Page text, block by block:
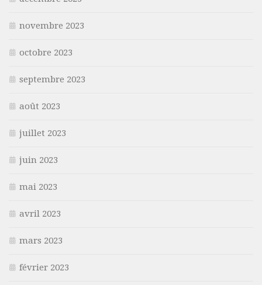
novembre 2023
octobre 2023
septembre 2023
août 2023
juillet 2023
juin 2023
mai 2023
avril 2023
mars 2023
février 2023